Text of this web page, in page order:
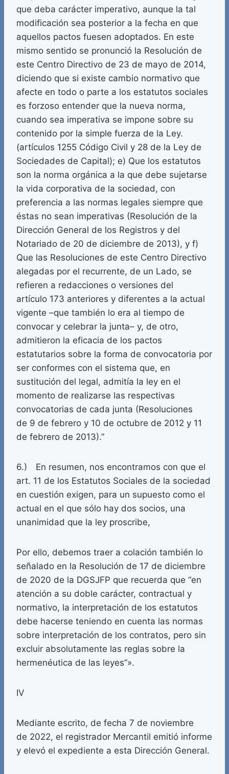
que deba carácter imperativo, aunque la tal
modificación sea posterior a la fecha en que
aquellos pactos fuesen adoptados. En este
mismo sentido se pronunció la Resolución de
este Centro Directivo de 23 de mayo de 2014,
diciendo que si existe cambio normativo que
afecte en todo o parte a los estatutos sociales
es forzoso entender que la nueva norma,
cuando sea imperativa se impone sobre su
contenido por la simple fuerza de la Ley.
(artículos 1255 Código Civil y 28 de la Ley de
Sociedades de Capital); e) Que los estatutos
son la norma orgánica a la que debe sujetarse
la vida corporativa de la sociedad, con
preferencia a las normas legales siempre que
éstas no sean imperativas (Resolución de la
Dirección General de los Registros y del
Notariado de 20 de diciembre de 2013), y f)
Que las Resoluciones de este Centro Directivo
alegadas por el recurrente, de un Lado, se
refieren a redacciones o versiones del
artículo 173 anteriores y diferentes a la actual
vigente –que también lo era al tiempo de
convocar y celebrar la junta– y, de otro,
admitieron la eficacia de los pactos
estatutarios sobre la forma de convocatoria por
ser conformes con el sistema que, en
sustitución del legal, admitía la ley en el
momento de realizarse las respectivas
convocatorias de cada junta (Resoluciones
de 9 de febrero y 10 de octubre de 2012 y 11
de febrero de 2013).”
6.) En resumen, nos encontramos con que el
art. 11 de los Estatutos Sociales de la sociedad
en cuestión exigen, para un supuesto como el
actual en el que sólo hay dos socios, una
unanimidad que la ley proscribe,
Por ello, debemos traer a colación también lo
señalado en la Resolución de 17 de diciembre
de 2020 de la DGSJFP que recuerda que “en
atención a su doble carácter, contractual y
normativo, la interpretación de los estatutos
debe hacerse teniendo en cuenta las normas
sobre interpretación de los contratos, pero sin
excluir absolutamente las reglas sobre la
hermenéutica de las leyes”».
IV
Mediante escrito, de fecha 7 de noviembre
de 2022, el registrador Mercantil emitió informe
y elevó el expediente a esta Dirección General.